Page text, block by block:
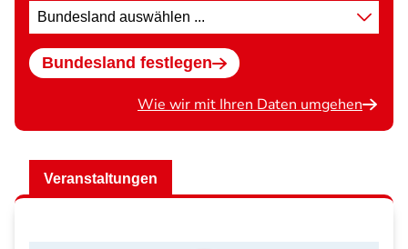
Standort
wählen
Bundesland festlegen
Wie wir mit Ihren Daten umgehen
Veranstaltungen